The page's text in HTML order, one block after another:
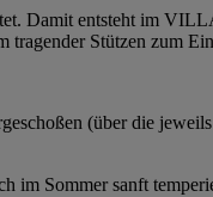
Damit entsteht im
Stützen zum
(über die
im Sommer sanft